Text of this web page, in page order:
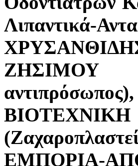
ΧΡΥΣΑΝΘΙΔΗΣ
ΖΗΣΙΜΟΥ
ΕΜΠΟΡΙΑ-